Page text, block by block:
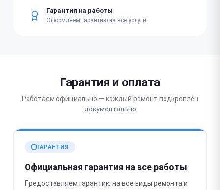
Гарантия на работы
Оформляем гарантию на все услуги.
Гарантия и оплата
Работаем официально — каждый ремонт подкреплён
документально
ГАРАНТИЯ
Официальная гарантия на все работы
Предоставляем гарантию на все виды ремонта и